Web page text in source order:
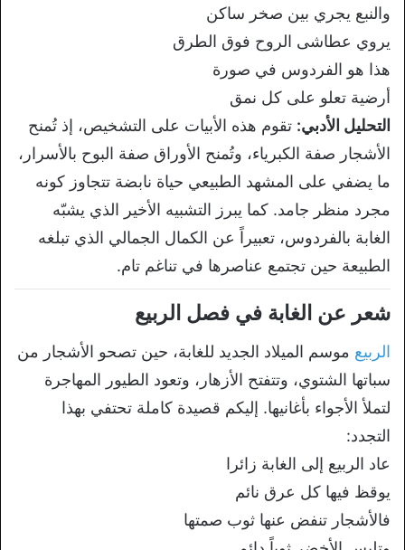
والنبع يجري بين صخر ساكن
يروي عطاشى الروح فوق الطرق
هذا هو الفردوس في صورة
أرضية تعلو على كل نمق
التحليل الأدبي: تقوم هذه الأبيات على التشخيص، إذ تُمنح
الأشجار صفة الكبرياء، وتُمنح الأوراق صفة البوح بالأسرار،
ما يضفي على المشهد الطبيعي حياة نابضة تتجاوز كونه
مجرد منظر جامد. كما يبرز التشبيه الأخير الذي يشبّه
الغابة بالفردوس، تعبيراً عن الكمال الجمالي الذي تبلغه
الطبيعة حين تجتمع عناصرها في تناغم تام.
شعر عن الغابة في فصل الربيع
الربيع موسم الميلاد الجديد للغابة، حين تصحو الأشجار من
سباتها الشتوي، وتتفتح الأزهار، وتعود الطيور المهاجرة
لتملأ الأجواء بأغانيها. إليكم قصيدة كاملة تحتفي بهذا
التجدد:
عاد الربيع إلى الغابة زائرا
يوقظ فيها كل عرق نائم
فالأشجار تنفض عنها ثوب صمتها